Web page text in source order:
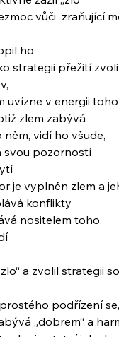
vůči  zraňující
ho
strategii přežití
uvízne v energii
zlem zabývá
něm, vidí ho všude,
svou pozorností
je vyplněn zlem a
konflikty
nositelem toho,
a zvolil strategii
podřízení se,
„dobrem“ a